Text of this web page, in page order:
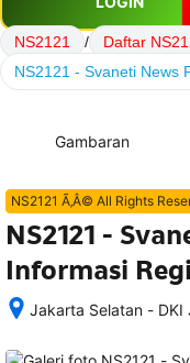
NS2121 / Daftar
NS2121 - Svaneti News
Gambaran
NS2121 Ã‚Â© All Rights
NS2121 -
Informasi
Jakarta Selatan -
memesan,